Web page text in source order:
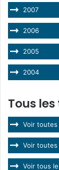
2007
2006
2005
2004
Tous
Voir toutes
Voir toutes
Voir tous